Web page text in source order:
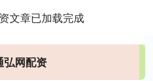
文章已加载完成
弘网配资